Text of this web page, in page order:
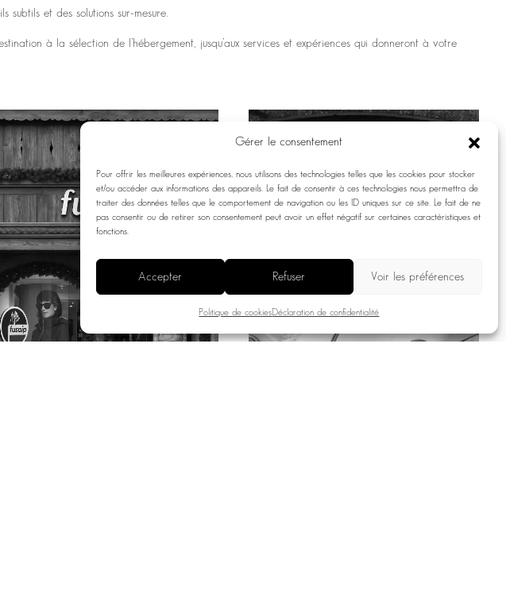
Gérer le consentement
Pour offrir les meilleures expériences, nous utilisons des technologies telles que les cookies pour stocker
et/ou accéder aux informations des appareils. Le fait de consentir à ces technologies nous permettra de
traiter des données telles que le comportement de navigation ou les ID uniques sur ce site. Le fait de ne
pas consentir ou de retirer son consentement peut avoir un effet négatif sur certaines caractéristiques et
fonctions.
Accepter Refuser Voir les préférences
Politique de cookies Déclaration de confidentialité
et des solutions sur-mesure.
à la sélection de l’hébergement, jusqu’aux services et expériences qui donneront à votre